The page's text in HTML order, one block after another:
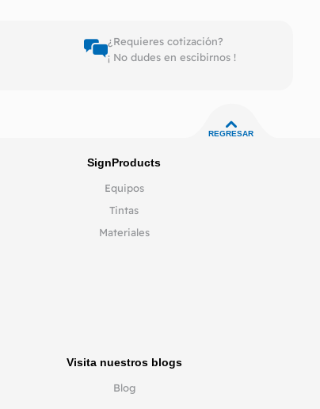
¿Requieres cotización?
¡ No dudes en escibirnos !
REGRESAR
SignProducts
Equipos
Tintas
Materiales
Visita nuestros blogs
Blog